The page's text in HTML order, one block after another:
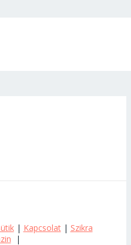
újra
| Kapcsolat| Szikra
|